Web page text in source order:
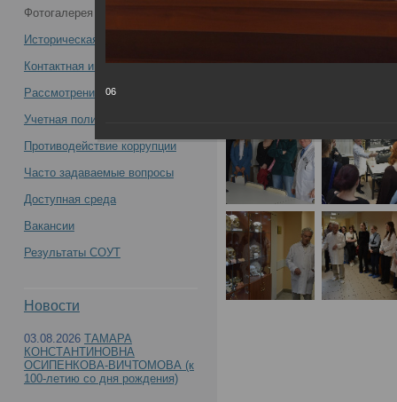
Фотогалерея
Историческая справка
Контактная информация
Рассмотрение обращений
Учетная политика учреждения
Противодействие коррупции
Часто задаваемые вопросы
Доступная среда
Вакансии
Результаты СОУТ
Новости
03.08.2026 ТАМАРА
КОНСТАНТИНОВНА
ОСИПЕНКОВА-ВИЧТОМОВА (к
100-летию со дня рождения)
06